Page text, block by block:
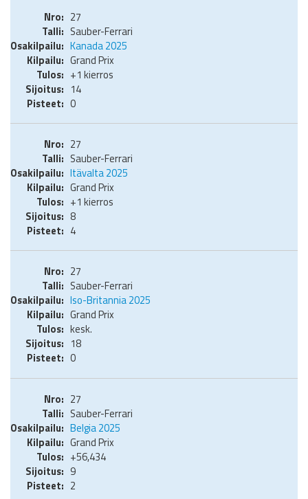
27
Sauber-Ferrari
Kanada 2025
Grand Prix
+1 kierros
14
0
27
Sauber-Ferrari
Itävalta 2025
Grand Prix
+1 kierros
8
4
27
Sauber-Ferrari
Iso-Britannia 2025
Grand Prix
kesk.
18
0
27
Sauber-Ferrari
Belgia 2025
Grand Prix
+56,434
9
2